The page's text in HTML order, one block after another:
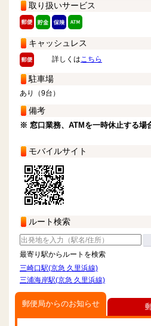
取り扱いサービス
キャッシュレス
詳しくはこちら
駐車場
あり（9台）
備考
※ 窓口業務、ATMを一時休止する場
モバイルサイト
ルート検索
最寄り駅からルートを検索
三崎口駅(京急 久里浜線)
三浦海岸駅(京急 久里浜線)
郵便局からのお知らせ